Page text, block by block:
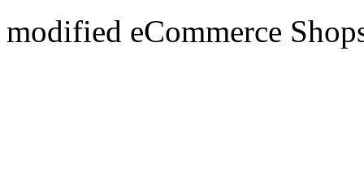
modified eCommerce